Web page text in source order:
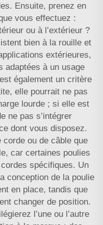
Ensuite, prenez en
vous effectuez :
ou à l’extérieur ?
bien à la rouille et
extérieures,
adaptées à un usage
également un critère
elle pourrait ne pas
lourde ; si elle est
ne pas s’intégrer
dont vous disposez.
ou de câble que
car certaines poulies
spécifiques. Un
conception de la poulie
en place, tandis que
changer de position.
l’une ou l’autre